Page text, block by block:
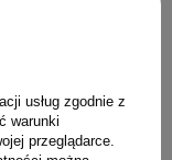
It's Color XXL
chłodny
ml
usług zgodnie z
warunki
przeglądarce.